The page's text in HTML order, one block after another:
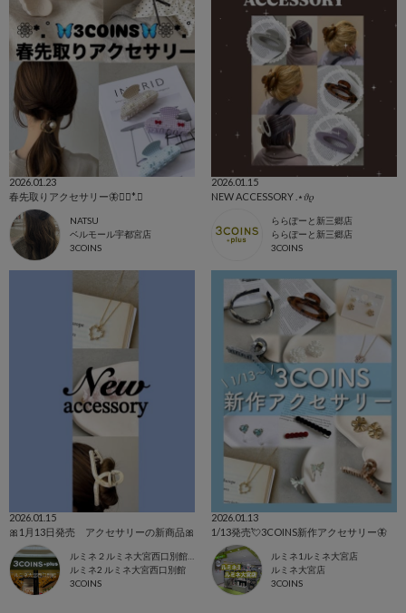
2026.01.23
春先取りアクセサリー🦋︎❁⃘*.ﾟ
NATSU
ベルモール宇都宮店
3COINS
2026.01.15
NEW ACCESSORY .⋆𝜗𝜚
ららぽーと新三郷店
ららぽーと新三郷店
3COINS
2026.01.15
🎀1月13日発売 アクセサリーの新商品🎀
ルミネ２ルミネ大宮西口別館店
ルミネ2 ルミネ大宮西口別館
3COINS
2026.01.13
1/13発売💘3COINS新作アクセサリー🦋
ルミネ1ルミネ大宮店
ルミネ大宮店
3COINS